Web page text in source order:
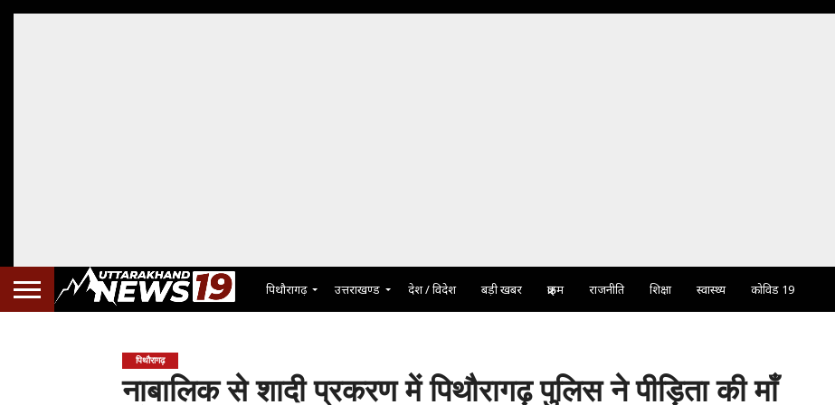
पिथौरागढ़ उत्तराखण्ड देश / विदेश बड़ी खबर क्राइम राजनीति शिक्षा स्वास्थ्य कोविड 19
पिथौरागढ़
नाबालिक से शादी प्रकरण में पिथौरागढ़ पुलिस ने पीड़िता की माँ